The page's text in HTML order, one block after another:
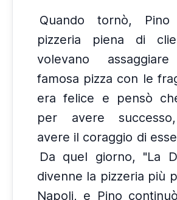
Quando tornò,
pizzeria piena di
volevano
famosa pizza con le
era felice e pensò
per avere
avere il coraggio di
Da quel giorno, "La
divenne la pizzeria più
Napoli, e Pino